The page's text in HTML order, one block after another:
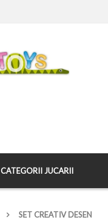
CATEGORII JUCARII
SET CREATIV DESEN